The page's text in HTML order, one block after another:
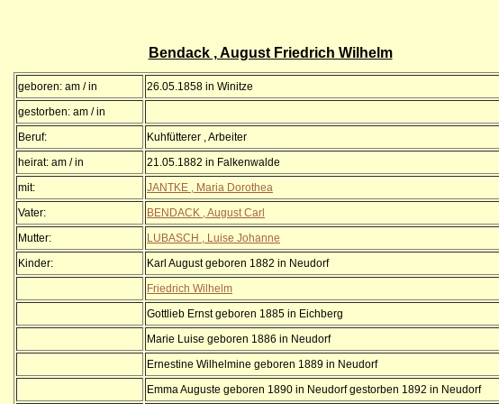
Bendack , August Friedrich Wilhelm
geboren: am / in
26.05.1858 in Winitze
gestorben: am / in
Beruf:
Kuhfütterer , Arbeiter
heirat: am / in
21.05.1882 in Falkenwalde
mit:
JANTKE , Maria Dorothea
Vater:
BENDACK , August Carl
Mutter:
LUBASCH , Luise Johanne
Kinder:
Karl August geboren 1882 in Neudorf
Friedrich Wilhelm
Gottlieb Ernst geboren 1885 in Eichberg
Marie Luise geboren 1886 in Neudorf
Ernestine Wilhelmine geboren 1889 in Neudorf
Emma Auguste geboren 1890 in Neudorf gestorben 1892 in Neudorf